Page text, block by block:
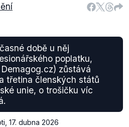
době u něj
poplatku,
zůstává
třetina členských států
unie, o trošičku víc
17. dubna 2026